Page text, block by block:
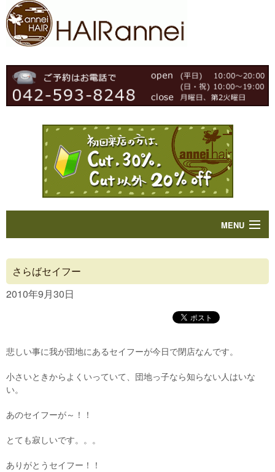
MENU
Concept
Blog
Contact
さらばセイフー
2010年9月30日
悲しい事に我が団地にあるセイフーが今日で閉店なんです。
小さいときからよくいっていて、団地っ子なら知らない人はいな
い。
あのセイフーが～！！
とても寂しいです。。。
ありがとうセイフー！！